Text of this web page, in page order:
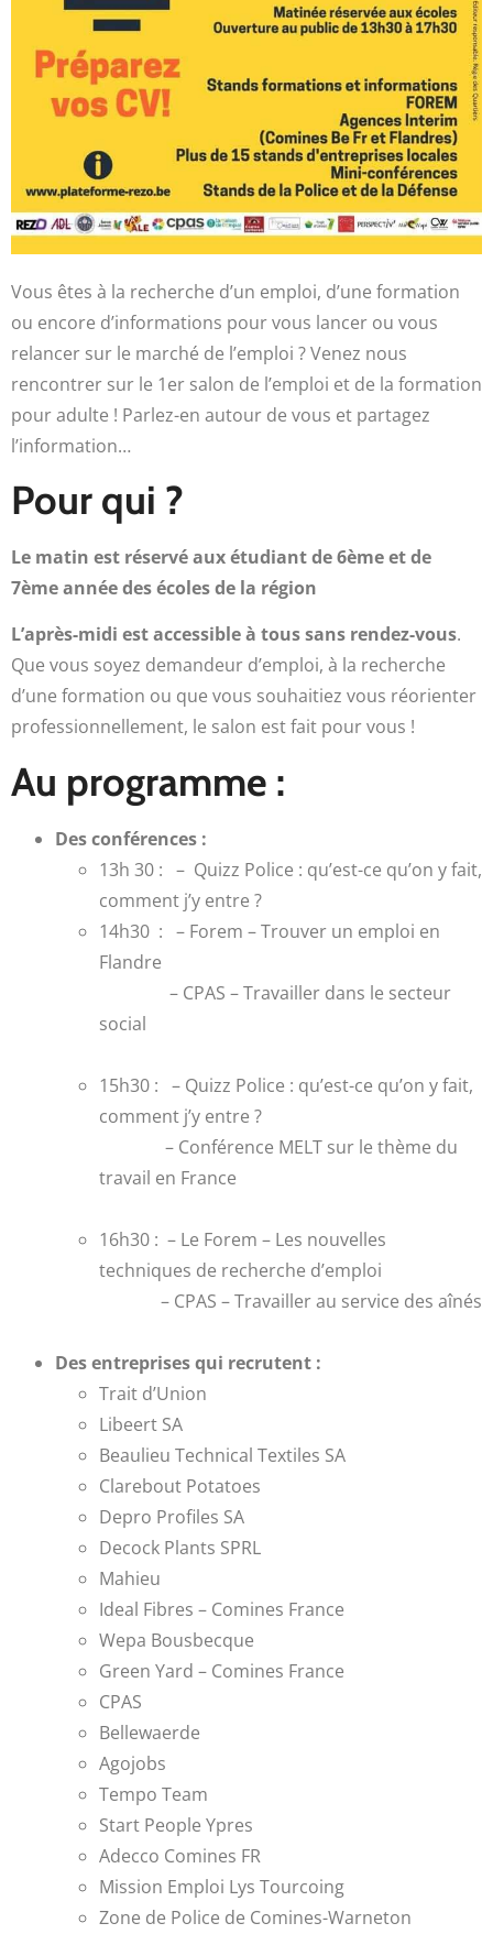
Vous êtes à la recherche d’un emploi, d’une formation
ou encore d’informations pour vous lancer ou vous
relancer sur le marché de l’emploi ? Venez nous
rencontrer sur le 1er salon de l’emploi et de la formation
pour adulte ! Parlez-en autour de vous et partagez
l’information…
Pour qui ?
Le matin est réservé aux étudiant de 6ème et de
7ème année des écoles de la région
L’après-midi est accessible à tous sans rendez-vous.
Que vous soyez demandeur d’emploi, à la recherche
d’une formation ou que vous souhaitiez vous réorienter
professionnellement, le salon est fait pour vous !
Au programme :
Des conférences :
13h 30 : – Quizz Police : qu’est-ce qu’on y fait,
comment j’y entre ?
14h30 : – Forem – Trouver un emploi en
Flandre
– CPAS – Travailler dans le secteur
social
15h30 : – Quizz Police : qu’est-ce qu’on y fait,
comment j’y entre ?
– Conférence MELT sur le thème du
travail en France
16h30 : – Le Forem – Les nouvelles
techniques de recherche d’emploi
– CPAS – Travailler au service des aînés
Des entreprises qui recrutent :
Trait d’Union
Libeert SA
Beaulieu Technical Textiles SA
Clarebout Potatoes
Depro Profiles SA
Decock Plants SPRL
Mahieu
Ideal Fibres – Comines France
Wepa Bousbecque
Green Yard – Comines France
CPAS
Bellewaerde
Agojobs
Tempo Team
Start People Ypres
Adecco Comines FR
Mission Emploi Lys Tourcoing
Zone de Police de Comines-Warneton